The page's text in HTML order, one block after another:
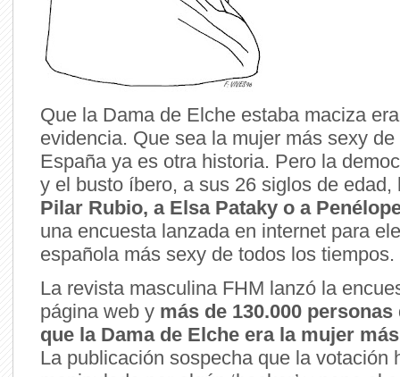
Que la Dama de Elche estaba maciza
evidencia. Que sea la mujer más sexy
España ya es otra historia. Pero la
y el busto íbero, a sus 26 siglos de edad,
Pilar Rubio, a Elsa Pataky o a
una encuesta lanzada en internet para
española más sexy de todos los tiempos.
La revista masculina FHM lanzó la
página web y más de 130.000
que la Dama de Elche era la mujer
La publicación sospecha que la votación